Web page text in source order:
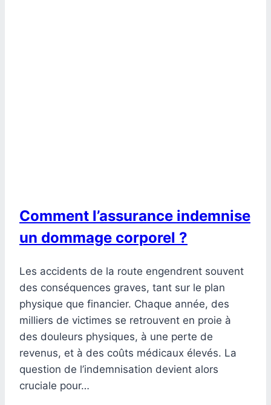
Comment l’assurance indemnise
un dommage corporel ?
Les accidents de la route engendrent souvent
des conséquences graves, tant sur le plan
physique que financier. Chaque année, des
milliers de victimes se retrouvent en proie à
des douleurs physiques, à une perte de
revenus, et à des coûts médicaux élevés. La
question de l’indemnisation devient alors
cruciale pour…